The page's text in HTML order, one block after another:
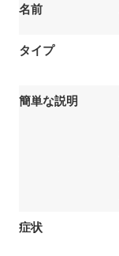
名前
タイプ
簡単な説明
症状